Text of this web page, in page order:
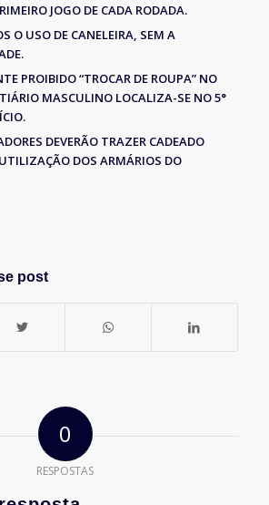
JOGO DE CADA RODADA.
O USO DE CANELEIRA, SEM A
PROIBIDO “TROCAR DE ROUPA” NO
MASCULINO LOCALIZA-SE NO 5°
DEVERÃO TRAZER CADEADO
DOS ARMÁRIOS DO
post
0
RESPOSTAS